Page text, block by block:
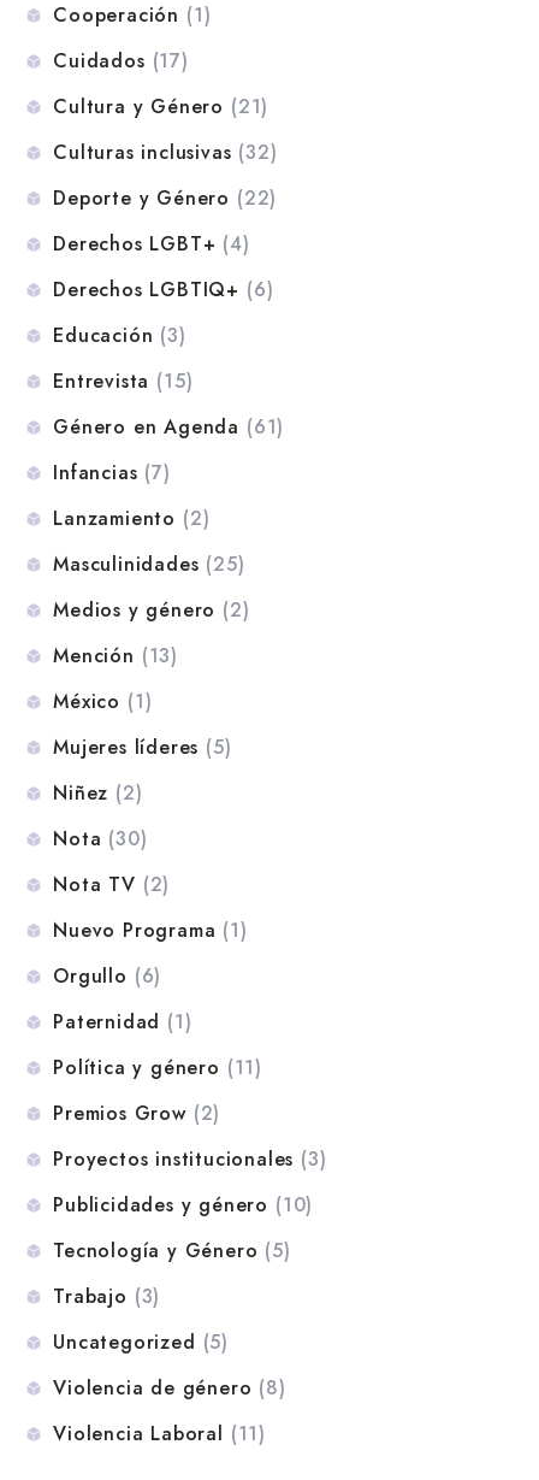
Cooperación (1)
Cuidados (17)
Cultura y Género (21)
Culturas inclusivas (32)
Deporte y Género (22)
Derechos LGBT+ (4)
Derechos LGBTIQ+ (6)
Educación (3)
Entrevista (15)
Género en Agenda (61)
Infancias (7)
Lanzamiento (2)
Masculinidades (25)
Medios y género (2)
Mención (13)
México (1)
Mujeres líderes (5)
Niñez (2)
Nota (30)
Nota TV (2)
Nuevo Programa (1)
Orgullo (6)
Paternidad (1)
Política y género (11)
Premios Grow (2)
Proyectos institucionales (3)
Publicidades y género (10)
Tecnología y Género (5)
Trabajo (3)
Uncategorized (5)
Violencia de género (8)
Violencia Laboral (11)